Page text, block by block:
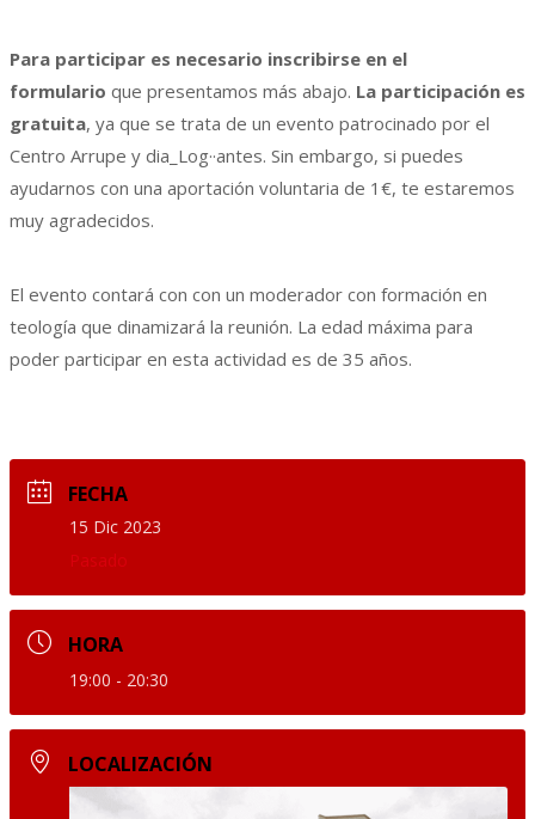
Para participar es necesario inscribirse en el
formulario que presentamos más abajo. La participación es
gratuita, ya que se trata de un evento patrocinado por el
Centro Arrupe y dia_Log··antes. Sin embargo, si puedes
ayudarnos con una aportación voluntaria de 1€, te estaremos
muy agradecidos.
El evento contará con con un moderador con formación en
teología que dinamizará la reunión. La edad máxima para
poder participar en esta actividad es de 35 años.
FECHA
15 Dic 2023
Pasado
HORA
19:00 - 20:30
LOCALIZACIÓN